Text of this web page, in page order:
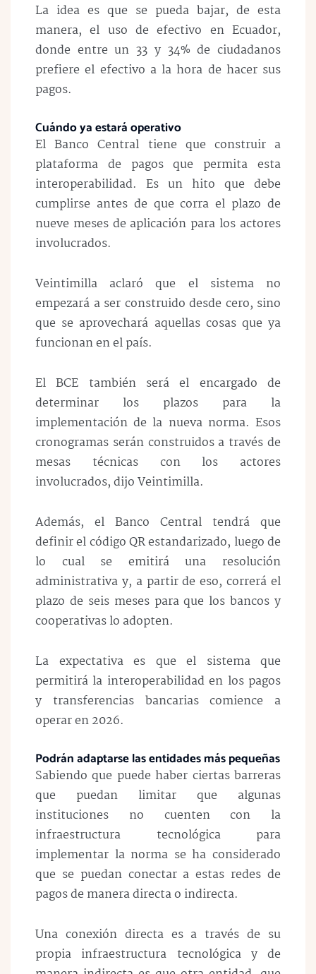
La idea es que se pueda bajar, de esta
manera, el uso de efectivo en Ecuador,
donde entre un 33 y 34% de ciudadanos
prefiere el efectivo a la hora de hacer sus
pagos.
Cuándo ya estará operativo
El Banco Central tiene que construir a
plataforma de pagos que permita esta
interoperabilidad. Es un hito que debe
cumplirse antes de que corra el plazo de
nueve meses de aplicación para los actores
involucrados.
Veintimilla aclaró que el sistema no
empezará a ser construido desde cero, sino
que se aprovechará aquellas cosas que ya
funcionan en el país.
El BCE también será el encargado de
determinar los plazos para la
implementación de la nueva norma. Esos
cronogramas serán construidos a través de
mesas técnicas con los actores
involucrados, dijo Veintimilla.
Además, el Banco Central tendrá que
definir el código QR estandarizado, luego de
lo cual se emitirá una resolución
administrativa y, a partir de eso, correrá el
plazo de seis meses para que los bancos y
cooperativas lo adopten.
La expectativa es que el sistema que
permitirá la interoperabilidad en los pagos
y transferencias bancarias comience a
operar en 2026.
Podrán adaptarse las entidades más pequeñas
Sabiendo que puede haber ciertas barreras
que puedan limitar que algunas
instituciones no cuenten con la
infraestructura tecnológica para
implementar la norma se ha considerado
que se puedan conectar a estas redes de
pagos de manera directa o indirecta.
Una conexión directa es a través de su
propia infraestructura tecnológica y de